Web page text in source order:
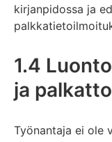
kirjanpidossa ja
1.4
ja
Työnantaja ei ole